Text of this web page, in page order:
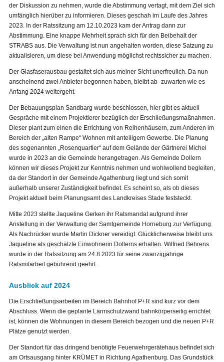
der Diskussion zu nehmen, wurde die Abstimmung vertagt, mit dem Ziel sich
umfänglich hierüber zu informieren. Dieses geschah im Laufe des Jahres
2023. In der Ratssitzung am 12.10.2023 kam der Antrag dann zur
Abstimmung. Eine knappe Mehrheit sprach sich für den Beibehalt der
STRABS aus. Die Verwaltung ist nun angehalten worden, diese Satzung zu
aktualisieren, um diese bei Anwendung möglichst rechtssicher zu machen.
Der Glasfaserausbau gestaltet sich aus meiner Sicht unerfreulich. Da nun
anscheinend zwei Anbieter begonnen haben, bleibt ab- zuwarten wie es
Anfang 2024 weitergeht.
Der Bebauungsplan Sandbarg wurde beschlossen, hier gibt es aktuell
Gespräche mit einem Projektierer bezüglich der Erschließungsmaßnahmen.
Dieser plant zum einen die Errichtung von Reihenhäusern, zum Anderen im
Bereich der „alten Rampe“ Wohnen mit anteiligem Gewerbe. Die Planung
des sogenannten „Rosenquartier“ auf dem Gelände der Gärtnerei Michel
wurde in 2023 an die Gemeinde herangetragen. Als Gemeinde Dollern
können wir dieses Projekt zur Kenntnis nehmen und wohlwollend begleiten,
da der Standort in der Gemeinde Agathenburg liegt und sich somit
außerhalb unserer Zuständigkeit befindet. Es scheint so, als ob dieses
Projekt aktuell beim Planungsamt des Landkreises Stade feststeckt.
Mitte 2023 stellte Jaqueline Gerken ihr Ratsmandat aufgrund ihrer
Anstellung in der Verwaltung der Samtgemeinde Horneburg zur Verfügung.
Als Nachrücker wurde Martin Dickner vereidigt. Glücklicherweise bleibt uns
Jaqueline als geschätzte Einwohnerin Dollerns erhalten. Wilfried Behrens
wurde in der Ratssitzung am 24.8.2023 für seine zwanzigjährige
Ratsmitarbeit gebührend geehrt.
Ausblick auf 2024
Die Erschließungsarbeiten im Bereich Bahnhof P+R sind kurz vor dem
Abschluss. Wenn die geplante Lärmschutzwand bahnkörperseitig errichtet
ist, können die Wohnungen in diesem Bereich bezogen und die neuen P+R
Plätze genutzt werden.
Der Standort für das dringend benötigte Feuerwehrgerätehaus befindet sich
am Ortsausgang hinter KRÜMET in Richtung Agathenburg. Das Grundstück